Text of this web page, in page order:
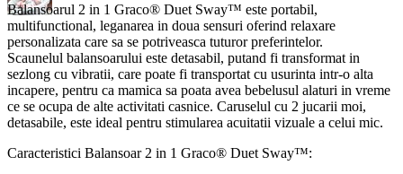
Balansoarul 2 in 1 Graco® Duet Sway™ este portabil,
multifunctional, leganarea in doua sensuri oferind relaxare
personalizata care sa se potriveasca tuturor preferintelor.
Scaunelul balansoarului este detasabil, putand fi transformat in
sezlong cu vibratii, care poate fi transportat cu usurinta intr-o alta
incapere, pentru ca mamica sa poata avea bebelusul alaturi in vreme
ce se ocupa de alte activitati casnice. Caruselul cu 2 jucarii moi,
detasabile, este ideal pentru stimularea acuitatii vizuale a celui mic.
Caracteristici Balansoar 2 in 1 Graco® Duet Sway™: